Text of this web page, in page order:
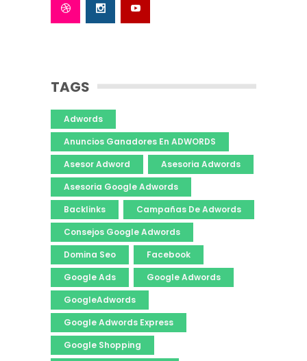
TAGS
Adwords
Anuncios Ganadores En ADWORDS
Asesor Adword
Asesoria Adwords
Asesoria Google Adwords
Backlinks
Campañas De Adwords
Consejos Google Adwords
Domina Seo
Facebook
Google Ads
Google Adwords
GoogleAdwords
Google Adwords Express
Google Shopping